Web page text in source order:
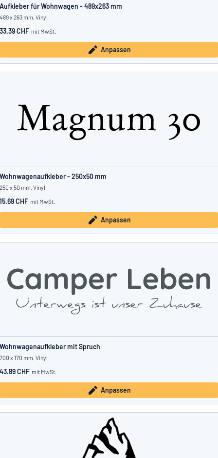
Aufkleber für Wohnwagen - 489x263 mm
489 x 263 mm, Vinyl
33.39 CHF mit MwSt.
Anpassen
Wohnwagenaufkleber - 250x50 mm
250 x 50 mm, Vinyl
15.69 CHF mit MwSt.
Anpassen
Wohnwagenaufkleber mit Spruch
700 x 170 mm, Vinyl
43.89 CHF mit MwSt.
Anpassen